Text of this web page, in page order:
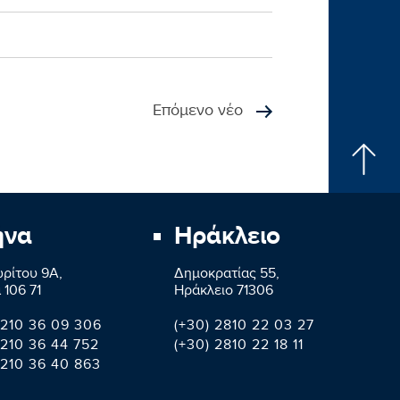
Επόμενο νέο
9A,
71
36 09 306
36 44 752
36 40 863
Ηράκλειο
Δημοκρατίας 55,
Ηράκλειο 71306
(+30) 2810 22 03 27
(+30) 2810 22 18 11